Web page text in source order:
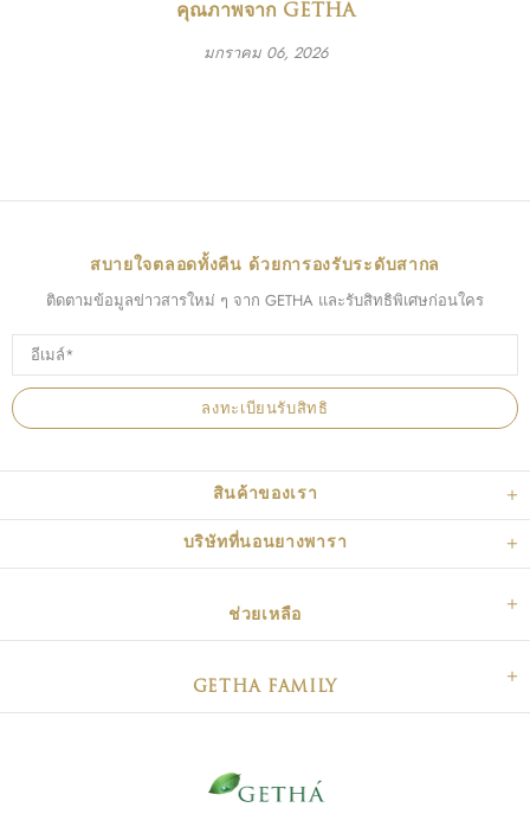
คุณภาพจาก GETHA
มกราคม 06, 2026
สินค้าของเรา
บริษัทที่นอนยางพารา
ช่วยเหลือ
GETHA FAMILY
สบายใจตลอดทั้งคืน ด้วยการองรับระดับสากล
ติดตามข้อมูลข่าวสารใหม่ ๆ จาก GETHA และรับสิทธิพิเศษก่อนใคร